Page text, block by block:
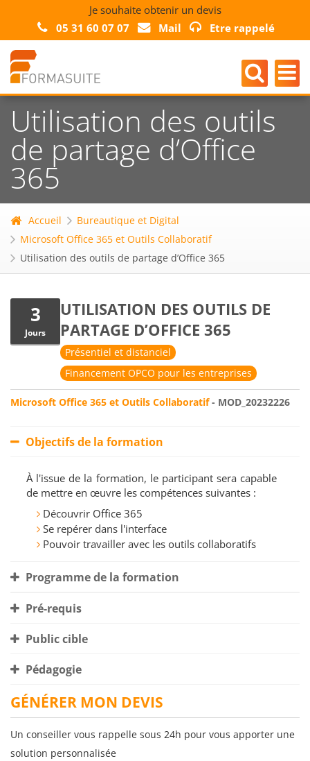
Je souhaite obtenir un devis
05 31 60 07 07
Mail Etre rappelé
Utilisation des outils
de partage d’Office
365
Accueil
Bureautique et Digital
Microsoft Office 365 et Outils Collaboratif
Utilisation des outils de partage d’Office 365
3
Jours
UTILISATION DES OUTILS DE
PARTAGE D’OFFICE 365
Présentiel et distanciel
Financement OPCO pour les entreprises
Microsoft Office 365 et Outils Collaboratif- MOD_20232226
Objectifs de la formation
À l'issue de la formation, le participant sera capable
de mettre en œuvre les compétences suivantes :
Découvrir Office 365
Se repérer dans l'interface
Pouvoir travailler avec les outils collaboratifs
Programme de la formation
Pré-requis
Public cible
Pédagogie
GÉNÉRER MON DEVIS
Un conseiller vous rappelle sous 24h pour vous apporter une
solution personnalisée